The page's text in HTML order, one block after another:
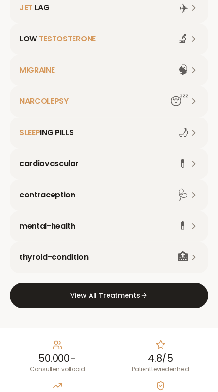
JET LAG ✈️
LOW TESTOSTERONE 🔬
MIGRAINE 🧠
NARCOLEPSY 😴
SLEEPING PILLS 🌙
cardiovascular 💊
contraception 🩺
mental-health 💊
thyroid-condition 🏥
View All Treatments
50.000+
Consulten voltooid
4.8/5
Patiënttevredenheid